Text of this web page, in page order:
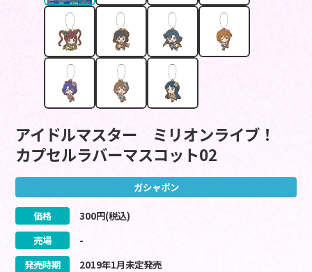
アイドルマスター ミリオンライブ！
カプセルラバーマスコット02
ガシャポン
価格 300円(税込)
売場
-
発売時期
2019年1月未定発売